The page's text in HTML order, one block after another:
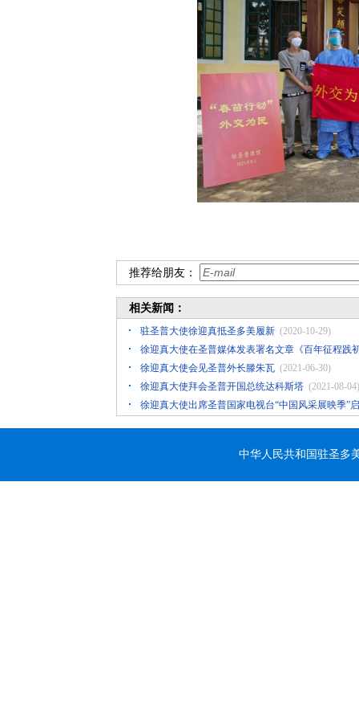
推荐给朋友：
相关新闻：
驻圣普大使徐迎真抵圣多美履新 (2020-10-29)
徐迎真大使在圣普媒体发表署名文章《百年征程践
徐迎真大使会见圣普外长滕朱瓦 (2021-06-30)
徐迎真大使拜会圣普开国总统达科斯塔 (2021-08-04)
徐迎真大使出席圣普国家电视台“中国风采展映季”
中华人民共和国驻圣多